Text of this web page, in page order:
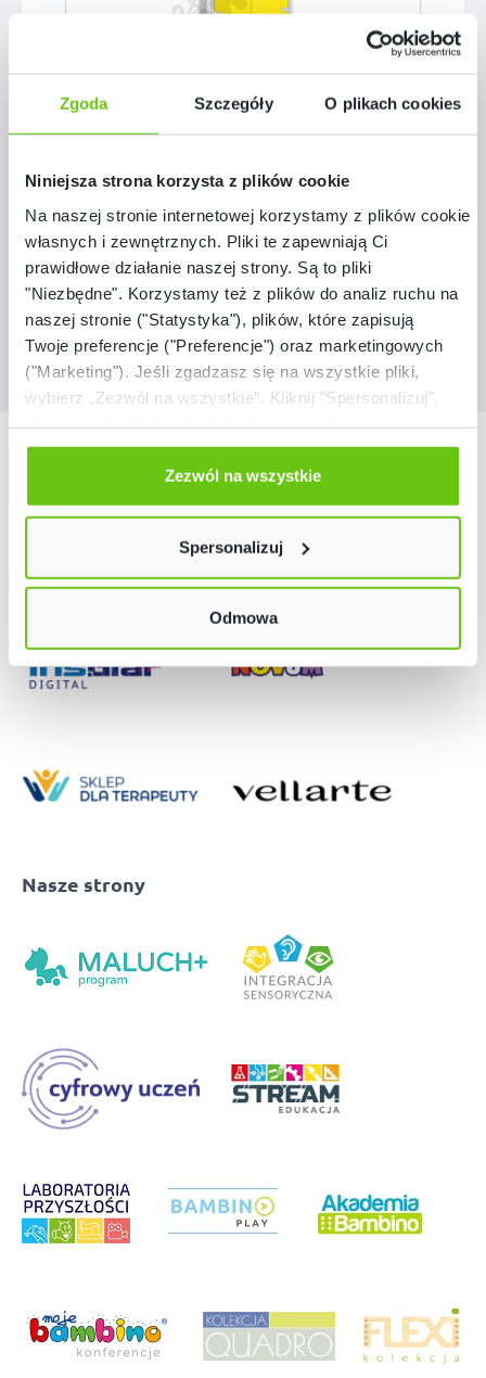
Zgoda Szczegóły O plikach cookies
Niniejsza strona korzysta z plików cookie
Na naszej stronie internetowej korzystamy z plików cookie:
własnych i zewnętrznych. Pliki te zapewniają Ci
prawidłowe działanie naszej strony. Są to pliki
"Niezbędne". Korzystamy też z plików do analiz ruchu na
naszej stronie ("Statystyka"), plików, które zapisują
Twoje preferencje ("Preferencje") oraz marketingowych
("Marketing"). Jeśli zgadzasz się na wszystkie pliki,
wybierz „Zezwól na wszystkie”. Kliknij "Spersonalizuj",
Odmów zgody poprzez przycisk „Odmowa”. Wtedy
użyjemy tylko plików niezbędnych dla naszej strony.
Twój wybór możesz zmienić przez kliknięcie przycisku w
Polityce prywatności
Zezwól na wszystkie
Spersonalizuj
Odmowa
Dostępne warianty
Wózek z lampą UV-C na 32 tablety
11 799,90 zł
Nasze marki
Nasze strony